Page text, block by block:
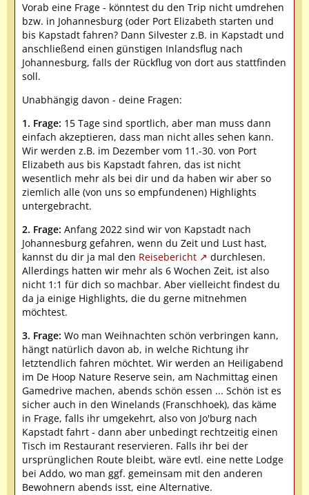
Vorab eine Frage - könntest du den Trip nicht umdrehen
bzw. in Johannesburg (oder Port Elizabeth starten und
bis Kapstadt fahren? Dann Silvester z.B. in Kapstadt und
anschließend einen günstigen Inlandsflug nach
Johannesburg, falls der Rückflug von dort aus stattfinden
soll.
Unabhängig davon - deine Fragen:
1. Frage: 15 Tage sind sportlich, aber man muss dann
einfach akzeptieren, dass man nicht alles sehen kann.
Wir werden z.B. im Dezember vom 11.-30. von Port
Elizabeth aus bis Kapstadt fahren, das ist nicht
wesentlich mehr als bei dir und da haben wir aber so
ziemlich alle (von uns so empfundenen) Highlights
untergebracht.
2. Frage: Anfang 2022 sind wir von Kapstadt nach
Johannesburg gefahren, wenn du Zeit und Lust hast,
kannst du dir ja mal den Reisebericht
durchlesen.
Allerdings hatten wir mehr als 6 Wochen Zeit, ist also
nicht 1:1 für dich so machbar. Aber vielleicht findest du
da ja einige Highlights, die du gerne mitnehmen
möchtest.
3. Frage: Wo man Weihnachten schön verbringen kann,
hängt natürlich davon ab, in welche Richtung ihr
letztendlich fahren möchtet. Wir werden an Heiligabend
im De Hoop Nature Reserve sein, am Nachmittag einen
Gamedrive machen, abends schön essen ... Schön ist es
sicher auch in den Winelands (Franschhoek), das käme
in Frage, falls ihr umgekehrt, also von Jo'burg nach
Kapstadt fahrt - dann aber unbedingt rechtzeitig einen
Tisch im Restaurant reservieren. Falls ihr bei der
ursprünglichen Route bleibt, wäre evtl. eine nette Lodge
bei Addo, wo man ggf. gemeinsam mit den anderen
Bewohnern abends isst, eine Alternative.